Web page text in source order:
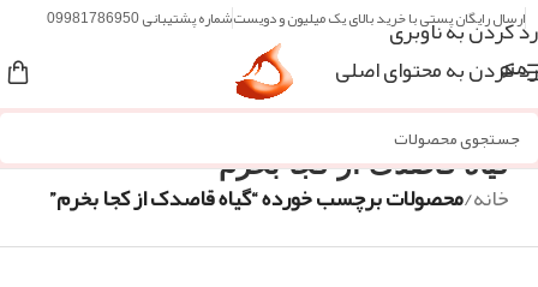
رد کردن به ناوبری
رد کردن به محتوای اصلی
ارسال رایگان پستی با خرید بالای یک میلیون و دویستشماره پشتیبانی 09981786950
منو
گیاه قاصدک از کجا بخرم
خانه/محصولات برچسب خورده “گیاه قاصدک از کجا بخرم”